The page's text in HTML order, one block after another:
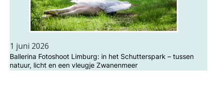
1 juni 2026
Ballerina Fotoshoot Limburg: in het Schutterspark – tussen
natuur, licht en een vleugje Zwanenmeer